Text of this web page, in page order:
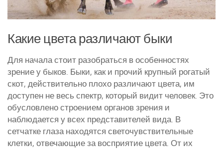
Какие цвета различают быки
Для начала стоит разобраться в особенностях
зрение у быков. Быки, как и прочий крупный рогатый
скот, действительно плохо различают цвета, им
доступен не весь спектр, который видит человек. Это
обусловлено строением органов зрения и
наблюдается у всех представителей вида. В
сетчатке глаза находятся светочувствительные
клетки, отвечающие за восприятие цвета. От их